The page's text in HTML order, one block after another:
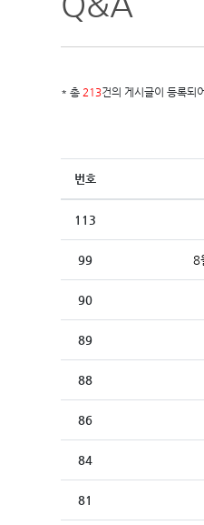
* 총 213건의 게시글이 등록되
번호
113
99 8
90
89
88
86
84
81